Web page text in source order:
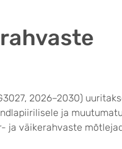
2026–2030)
ja
ja väikerahvaste